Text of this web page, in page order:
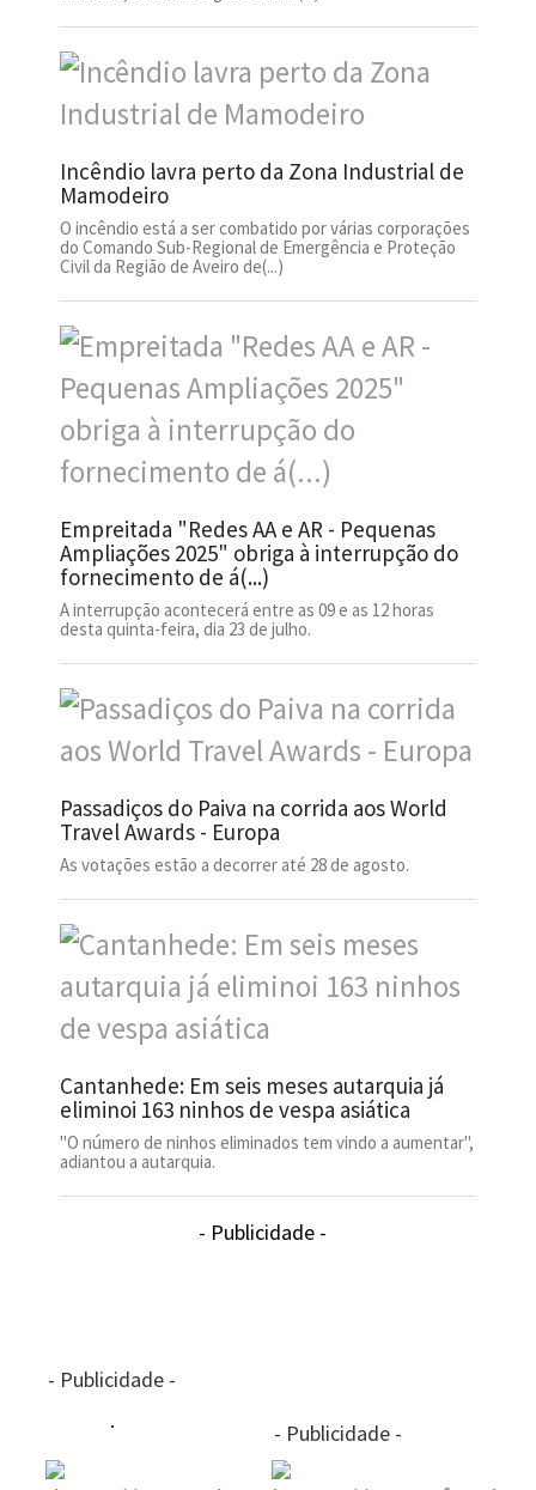
Incêndio lavra perto da Zona Industrial de
Mamodeiro
O incêndio está a ser combatido por várias corporações
do Comando Sub-Regional de Emergência e Proteção
Civil da Região de Aveiro de(...)
Empreitada "Redes AA e AR - Pequenas
Ampliações 2025" obriga à interrupção do
fornecimento de á(...)
A interrupção acontecerá entre as 09 e as 12 horas
desta quinta-feira, dia 23 de julho.
Passadiços do Paiva na corrida aos World
Travel Awards - Europa
As votações estão a decorrer até 28 de agosto.
Cantanhede: Em seis meses autarquia já
eliminoi 163 ninhos de vespa asiática
"O número de ninhos eliminados tem vindo a aumentar",
adiantou a autarquia.
- Publicidade -
- Publicidade -
- Publicidade -